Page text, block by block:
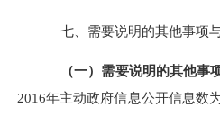
七、需要说明的其他事项
（一）需要说明的其他事
2016年主动政府信息公开信息数